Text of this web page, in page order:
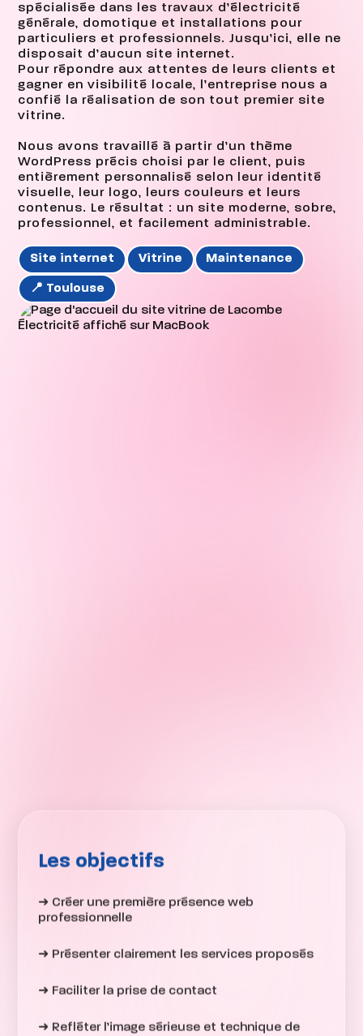
spécialisée dans les travaux d’électricité
générale, domotique et installations pour
particuliers et professionnels. Jusqu’ici, elle ne
disposait d’aucun site internet.
Pour répondre aux attentes de leurs clients et
gagner en visibilité locale, l’entreprise nous a
confié la réalisation de son tout premier site
vitrine.
Nous avons travaillé à partir d’un thème
WordPress précis choisi par le client, puis
entièrement personnalisé selon leur identité
visuelle, leur logo, leurs couleurs et leurs
contenus. Le résultat : un site moderne, sobre,
professionnel, et facilement administrable.
Site internet Vitrine Maintenance
📍 Toulouse
Les objectifs
➜ Créer une première présence web
professionnelle
➜ Présenter clairement les services proposés
➜ Faciliter la prise de contact
➜ Refléter l’image sérieuse et technique de